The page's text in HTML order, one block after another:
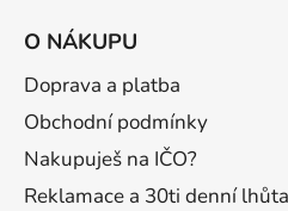
O NÁKUPU
Doprava a platba
Obchodní podmínky
Nakupuješ na IČO?
Reklamace a 30ti denní lhůta